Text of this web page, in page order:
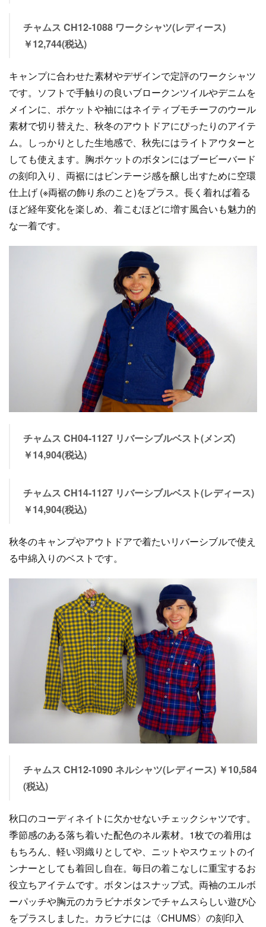
チャムス CH12-1088 ワークシャツ(レディース)
￥12,744(税込)
キャンプに合わせた素材やデザインで定評のワークシャツ
です。ソフトで手触りの良いブロークンツイルやデニムを
メインに、ポケットや袖にはネイティブモチーフのウール
素材で切り替えた、秋冬のアウトドアにぴったりのアイテ
ム。しっかりとした生地感で、秋先にはライトアウターと
しても使えます。胸ポケットのボタンにはブービーバード
の刻印入り、両裾にはビンテージ感を醸し出すために空環
仕上げ (※両裾の飾り糸のこと)をプラス。長く着れば着る
ほど経年変化を楽しめ、着こむほどに増す風合いも魅力的
な一着です。
チャムス CH04-1127 リバーシブルベスト(メンズ)
￥14,904(税込)
チャムス CH14-1127 リバーシブルベスト(レディース)
￥14,904(税込)
秋冬のキャンプやアウトドアで着たいリバーシブルで使え
る中綿入りのベストです。
チャムス CH12-1090 ネルシャツ(レディース) ￥10,584
(税込)
秋口のコーディネイトに欠かせないチェックシャツです。
季節感のある落ち着いた配色のネル素材。1枚での着用は
もちろん、軽い羽織りとしてや、ニットやスウェットのイ
ンナーとしても着回し自在。毎日の着こなしに重宝するお
役立ちアイテムです。ボタンはスナップ式。両袖のエルボ
ーパッチや胸元のカラビナボタンでチャムスらしい遊び心
をプラスしました。カラビナには〈CHUMS〉の刻印入